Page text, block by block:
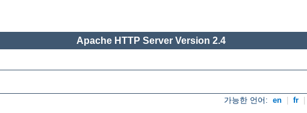
Apache HTTP Server Version 2.4
가능한 언어: en fr